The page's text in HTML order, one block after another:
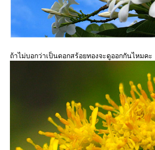
ถ้าไม่บอกว่าเป็นดอกสร้อยทองจะดูออกกันไหมคะ